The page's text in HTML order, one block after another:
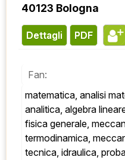
40123 Bologna
Dettagli PDF
Fan:
matematica, analisi
analitica, algebra
fisica generale,
termodinamica,
tecnica, idraulica,